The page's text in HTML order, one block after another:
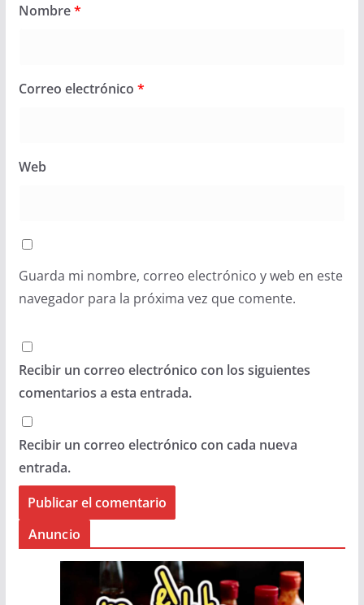
Nombre*
Correo electrónico *
Web
Guarda mi nombre, correo electrónico y web en este
navegador para la próxima vez que comente.
Recibir un correo electrónico con los siguientes
comentarios a esta entrada.
Recibir un correo electrónico con cada nueva
entrada.
Anuncio